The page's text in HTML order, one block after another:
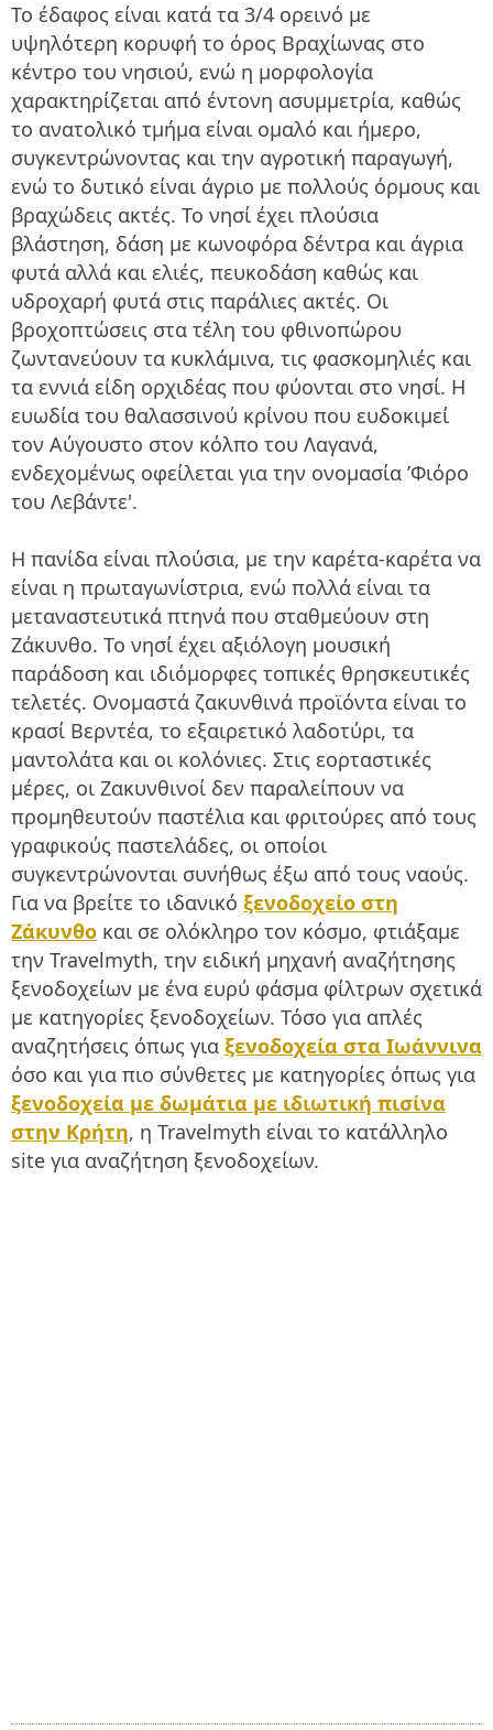
Το έδαφος είναι κατά τα 3/4 ορεινό με
υψηλότερη κορυφή το όρος Βραχίωνας στο
κέντρο του νησιού, ενώ η μορφολογία
χαρακτηρίζεται από έντονη ασυμμετρία, καθώς
το ανατολικό τμήμα είναι ομαλό και ήμερο,
συγκεντρώνοντας και την αγροτική παραγωγή,
ενώ το δυτικό είναι άγριο με πολλούς όρμους και
βραχώδεις ακτές. Το νησί έχει πλούσια
βλάστηση, δάση με κωνοφόρα δέντρα και άγρια
φυτά αλλά και ελιές, πευκοδάση καθώς και
υδροχαρή φυτά στις παράλιες ακτές. Οι
βροχοπτώσεις στα τέλη του φθινοπώρου
ζωντανεύουν τα κυκλάμινα, τις φασκομηλιές και
τα εννιά είδη ορχιδέας που φύονται στο νησί. Η
ευωδία του θαλασσινού κρίνου που ευδοκιμεί
τον Αύγουστο στον κόλπο του Λαγανά,
ενδεχομένως οφείλεται για την ονομασία ’Φιόρο
του Λεβάντε'.
Η πανίδα είναι πλούσια, με την καρέτα-καρέτα να
είναι η πρωταγωνίστρια, ενώ πολλά είναι τα
μεταναστευτικά πτηνά που σταθμεύουν στη
Ζάκυνθο. Το νησί έχει αξιόλογη μουσική
παράδοση και ιδιόμορφες τοπικές θρησκευτικές
τελετές. Ονομαστά ζακυνθινά προϊόντα είναι το
κρασί Βερντέα, το εξαιρετικό λαδοτύρι, τα
μαντολάτα και οι κολόνιες. Στις εορταστικές
μέρες, οι Ζακυνθινοί δεν παραλείπουν να
προμηθευτούν παστέλια και φριτούρες από τους
γραφικούς παστελάδες, οι οποίοι
συγκεντρώνονται συνήθως έξω από τους ναούς.
Για να βρείτε το ιδανικό ξενοδοχείο στη
Ζάκυνθο και σε ολόκληρο τον κόσμο, φτιάξαμε
την Travelmyth, την ειδική μηχανή αναζήτησης
ξενοδοχείων με ένα ευρύ φάσμα φίλτρων σχετικά
με κατηγορίες ξενοδοχείων. Τόσο για απλές
αναζητήσεις όπως για ξενοδοχεία στα Ιωάννινα
όσο και για πιο σύνθετες με κατηγορίες όπως για
ξενοδοχεία με δωμάτια με ιδιωτική πισίνα
στην Κρήτη, η Travelmyth είναι το κατάλληλο
site για αναζήτηση ξενοδοχείων.